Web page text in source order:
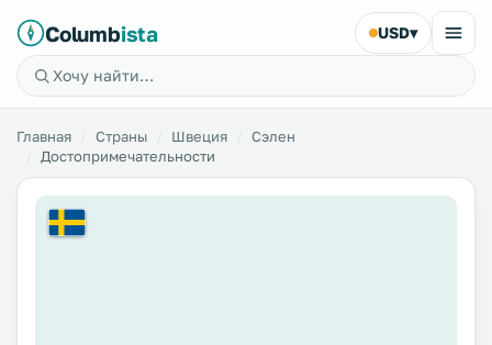
Columbista USD▾
Главная Страны Швеция
Сэлен
Достопримечательности